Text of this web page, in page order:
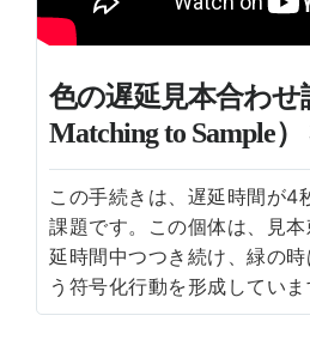
色の遅延見本合わせ
Matching to Sample）
この手続きは、遅延時間が4
課題です。この個体は、見
延時間中つつき続け、緑の
う符号化行動を形成していま